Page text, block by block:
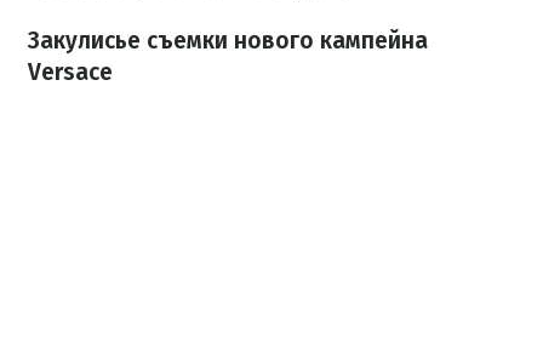
Закулисье съемки нового кампейна
Versace